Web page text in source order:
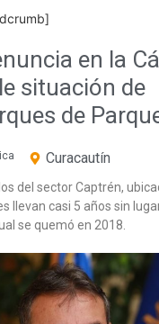
en la
situación de
de
Curacautín
del sector Captrén,
llevan casi 5 años sin
se quemó en 2018.